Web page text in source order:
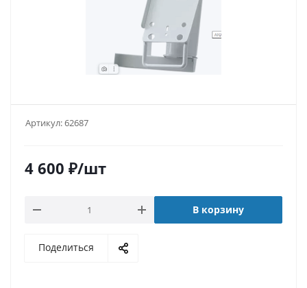
Артикул:62687
4 600 ₽/шт
В корзину
Поделиться